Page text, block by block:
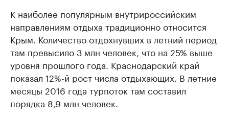
К наиболее популярным внутрироссийским
направлениям отдыха традиционно относится
Крым. Количество отдохнувших в летний период
там превысило 3 млн человек, что на 25% выше
уровня прошлого года. Краснодарский край
показал 12%-й рост числа отдыхающих. В летние
месяцы 2016 года турпоток там составил
порядка 8,9 млн человек.